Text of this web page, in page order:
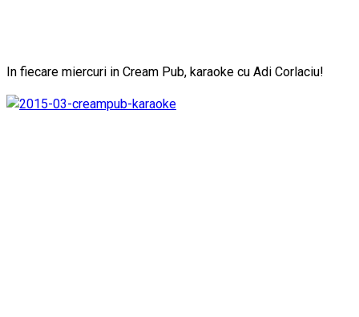
In fiecare miercuri in Cream Pub, karaoke cu Adi Corlaciu!